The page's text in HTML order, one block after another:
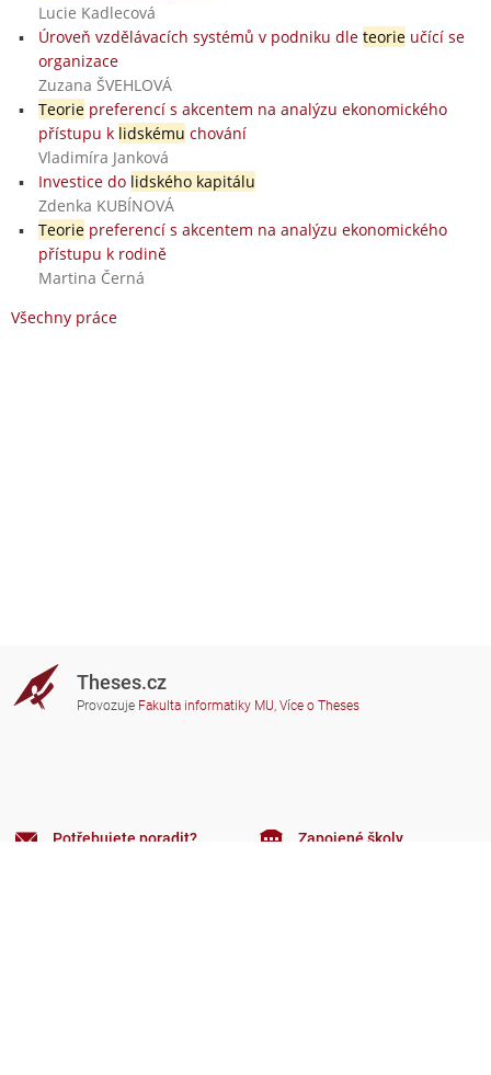
Lucie Kadlecová
Úroveň vzdělávacích systémů v podniku dle teorieučící se
organizace
Zuzana ŠVEHLOVÁ
Teoriepreferencí s akcentem na analýzu ekonomického
přístupu k lidskému chování
Vladimíra Janková
Investice do lidského kapitálu
Zdenka KUBÍNOVÁ
Teoriepreferencí s akcentem na analýzu ekonomického
přístupu k rodině
Martina Černá
Všechny práce
Theses.cz
Provozuje Fakulta informatiky MU, Více o Theses
Potřebujete poradit? Zapojené školy